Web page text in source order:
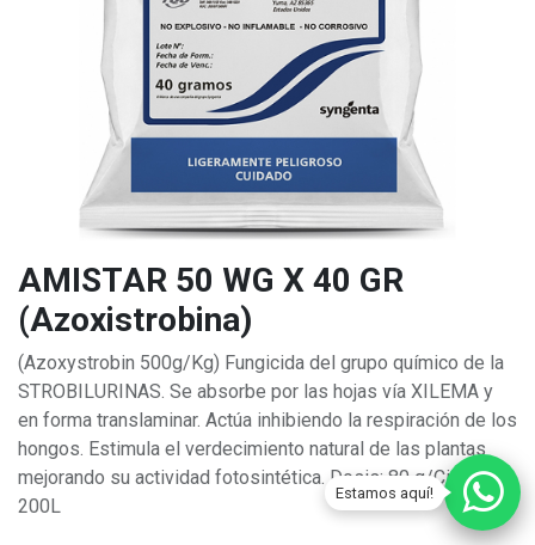
Estamos aquí!
AMISTAR 50 WG X 40 GR
(Azoxistrobina)
(Azoxystrobin 500g/Kg) Fungicida del grupo químico de la
STROBILURINAS. Se absorbe por las hojas vía XILEMA y
en forma translaminar. Actúa inhibiendo la respiración de los
hongos. Estimula el verdecimiento natural de las plantas
mejorando su actividad fotosintética. Dosis: 80 g/Cilindro
200L